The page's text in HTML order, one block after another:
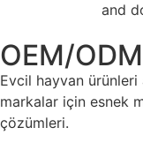
and
OEM/
Evcil hayvan ürünleri
markalar için esnek
çözümleri.